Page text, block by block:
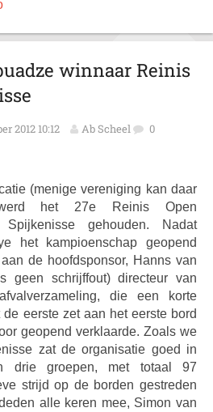
winnaar Reinis
2012 10:12 Ab Scheel 0
(menige vereniging kan daar
het 27e Reinis Open
Spijkenisse gehouden. Nadat
het kampioenschap geopend
de hoofdsponsor, Hanns van
geen schrijffout) directeur van
die een korte
eerste zet aan het eerste bord
geopend verklaarde. Zoals we
zat de organisatie goed in
groepen, met totaal 97
strijd op de borden gestreden
alle keren mee, Simon van